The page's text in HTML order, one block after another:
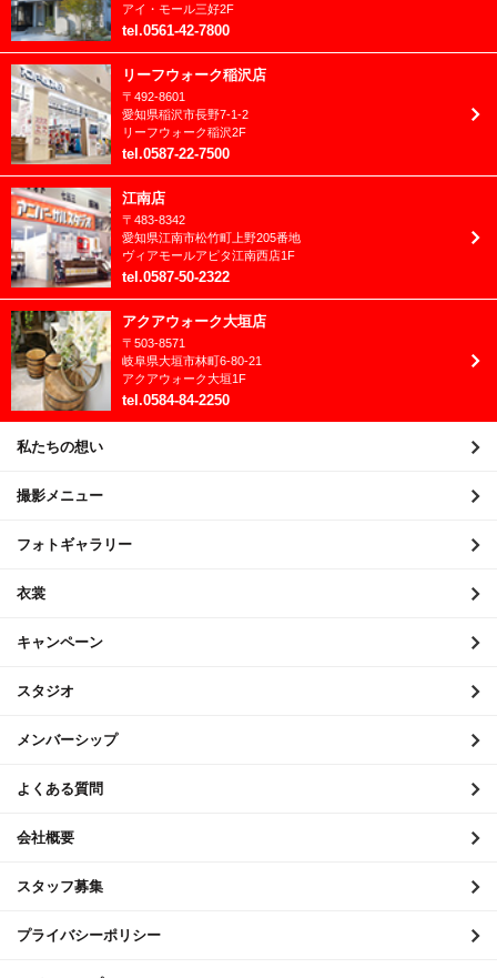
2022年1月
2021年12月
2021年11月
2021年10月
2021年9月
2021年8月
2021年7月
2021年6月
2021年5月
2021年4月
2021年3月
2020年11月
2020年10月
2020年9月
2020年5月
2020年4月
2020年3月
アイ・モール三好2F
tel .0561-42-7800
リーフウォーク稲沢店
〒 492-8601
愛知県稲沢市長野7-1-2
リーフウォーク稲沢2F
tel .0587-22-7500
江南店
〒 483-8342
愛知県江南市松竹町上野205番地
ヴィアモールアピタ江南西店1F
tel .0587-50-2322
アクアウォーク大垣店
〒 503-8571
岐阜県大垣市林町6-80-21
アクアウォーク大垣1F
tel .0584-84-2250
私たちの想い
撮影メニュー
フォトギャラリー
衣裳
キャンペーン
スタジオ
メンバーシップ
よくある質問
会社概要
スタッフ募集
プライバシーポリシー